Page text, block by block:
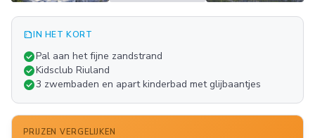
summarizeIN HET KORT
check_circlePal aan het fijne zandstrand
check_circleKidsclub Riuland
check_circle3 zwembaden en apart kinderbad met glijbaantjes
PRIJZEN VERGELIJKEN